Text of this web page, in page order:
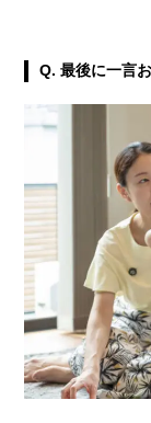
Q. 最後に一言